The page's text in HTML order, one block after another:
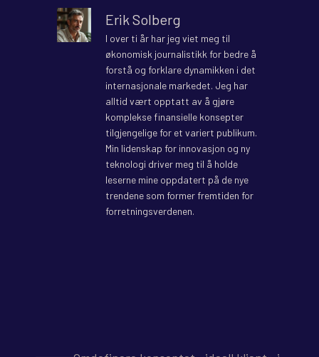
Erik Solberg
I over ti år har jeg viet meg til
økonomisk journalistikk for bedre å
forstå og forklare dynamikken i det
internasjonale markedet. Jeg har
alltid vært opptatt av å gjøre
komplekse finansielle konsepter
tilgjengelige for et variert publikum.
Min lidenskap for innovasjon og ny
teknologi driver meg til å holde
leserne mine oppdatert på de nye
trendene som former fremtiden for
forretningsverdenen.